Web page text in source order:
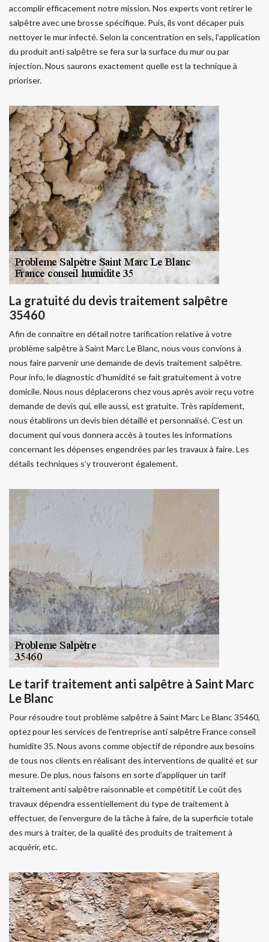
accomplir efficacement notre mission. Nos experts vont retirer le
salpêtre avec une brosse spécifique. Puis, ils vont décaper puis
nettoyer le mur infecté. Selon la concentration en sels, l’application
du produit anti salpêtre se fera sur la surface du mur ou par
injection. Nous saurons exactement quelle est la technique à
prioriser.
La gratuité du devis traitement salpêtre
35460
Afin de connaitre en détail notre tarification relative à votre
problème salpêtre à Saint Marc Le Blanc, nous vous convions à
nous faire parvenir une demande de devis traitement salpêtre.
Pour info, le diagnostic d’humidité se fait gratuitement à votre
domicile. Nous nous déplacerons chez vous après avoir reçu votre
demande de devis qui, elle aussi, est gratuite. Très rapidement,
nous établirons un devis bien détaillé et personnalisé. C’est un
document qui vous donnera accès à toutes les informations
concernant les dépenses engendrées par les travaux à faire. Les
détails techniques s’y trouveront également.
Le tarif traitement anti salpêtre à Saint Marc
Le Blanc
Pour résoudre tout problème salpêtre à Saint Marc Le Blanc 35460,
optez pour les services de l’entreprise anti salpêtre France conseil
humidite 35. Nous avons comme objectif de répondre aux besoins
de tous nos clients en réalisant des interventions de qualité et sur
mesure. De plus, nous faisons en sorte d’appliquer un tarif
traitement anti salpêtre raisonnable et compétitif. Le coût des
travaux dépendra essentiellement du type de traitement à
effectuer, de l’envergure de la tâche à faire, de la superficie totale
des murs à traiter, de la qualité des produits de traitement à
acquérir, etc.